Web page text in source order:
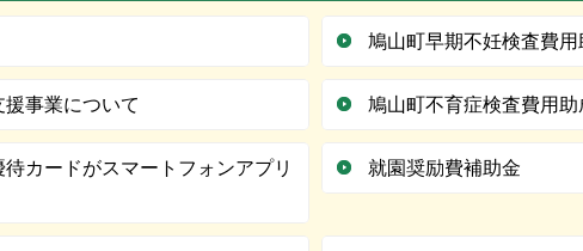
鳩山町早期不妊検査費
事業について 鳩山町不育症検査費用
カードがスマートフォンアプリ
就園奨励費補助金